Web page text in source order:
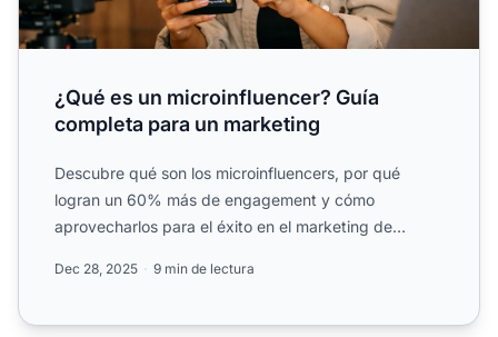
¿Qué es un microinfluencer? Guía
completa para un marketing
Descubre qué son los microinfluencers, por qué
logran un 60% más de engagement y cómo
aprovecharlos para el éxito en el marketing de
Dec 28, 2025 9 min de lectura